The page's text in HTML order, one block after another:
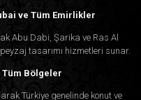
ve Tüm Emirlikler
Abu Dabi, Şarika ve Ras Al
tasarımı hizmetleri sunar.
Bölgeler
Türkiye genelinde konut ve